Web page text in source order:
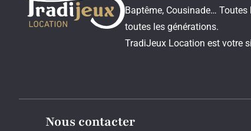
Baptême, Cousinade…
toutes les générations.
TradiJeux Location est votre
Nous contacter